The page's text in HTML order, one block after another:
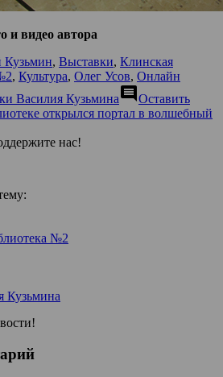
и видео автора
Кузьмин, Выставки, Клинская
, Культура, Олег Усов, Онлайн
Василия Кузьминаcomment Оставить
открылся портал в волшебный
нас!
№2
Кузьмина